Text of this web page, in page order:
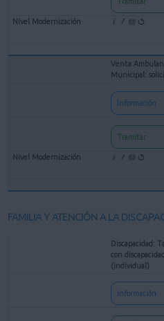
Venta
Municipal:
Información
Tramitar
FAMILIA Y ATENCIÓN A LA
Discapacidad:
con
(individual)
Información